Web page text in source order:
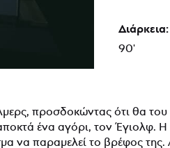
Διάρκεια:
90'
προσδοκώντας ότι θα του
ένα αγόρι, τον Έγιολφ. Η
να παραμελεί το βρέφος